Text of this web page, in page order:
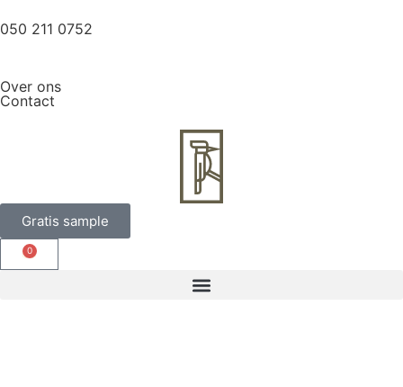
050 211 0752
Over ons
Contact
Gratis sample
0